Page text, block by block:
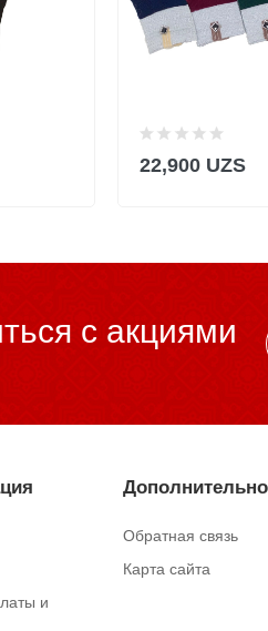
22,900 UZS
c акциями
и
Дополнительно
Обратная связь
Карта сайта